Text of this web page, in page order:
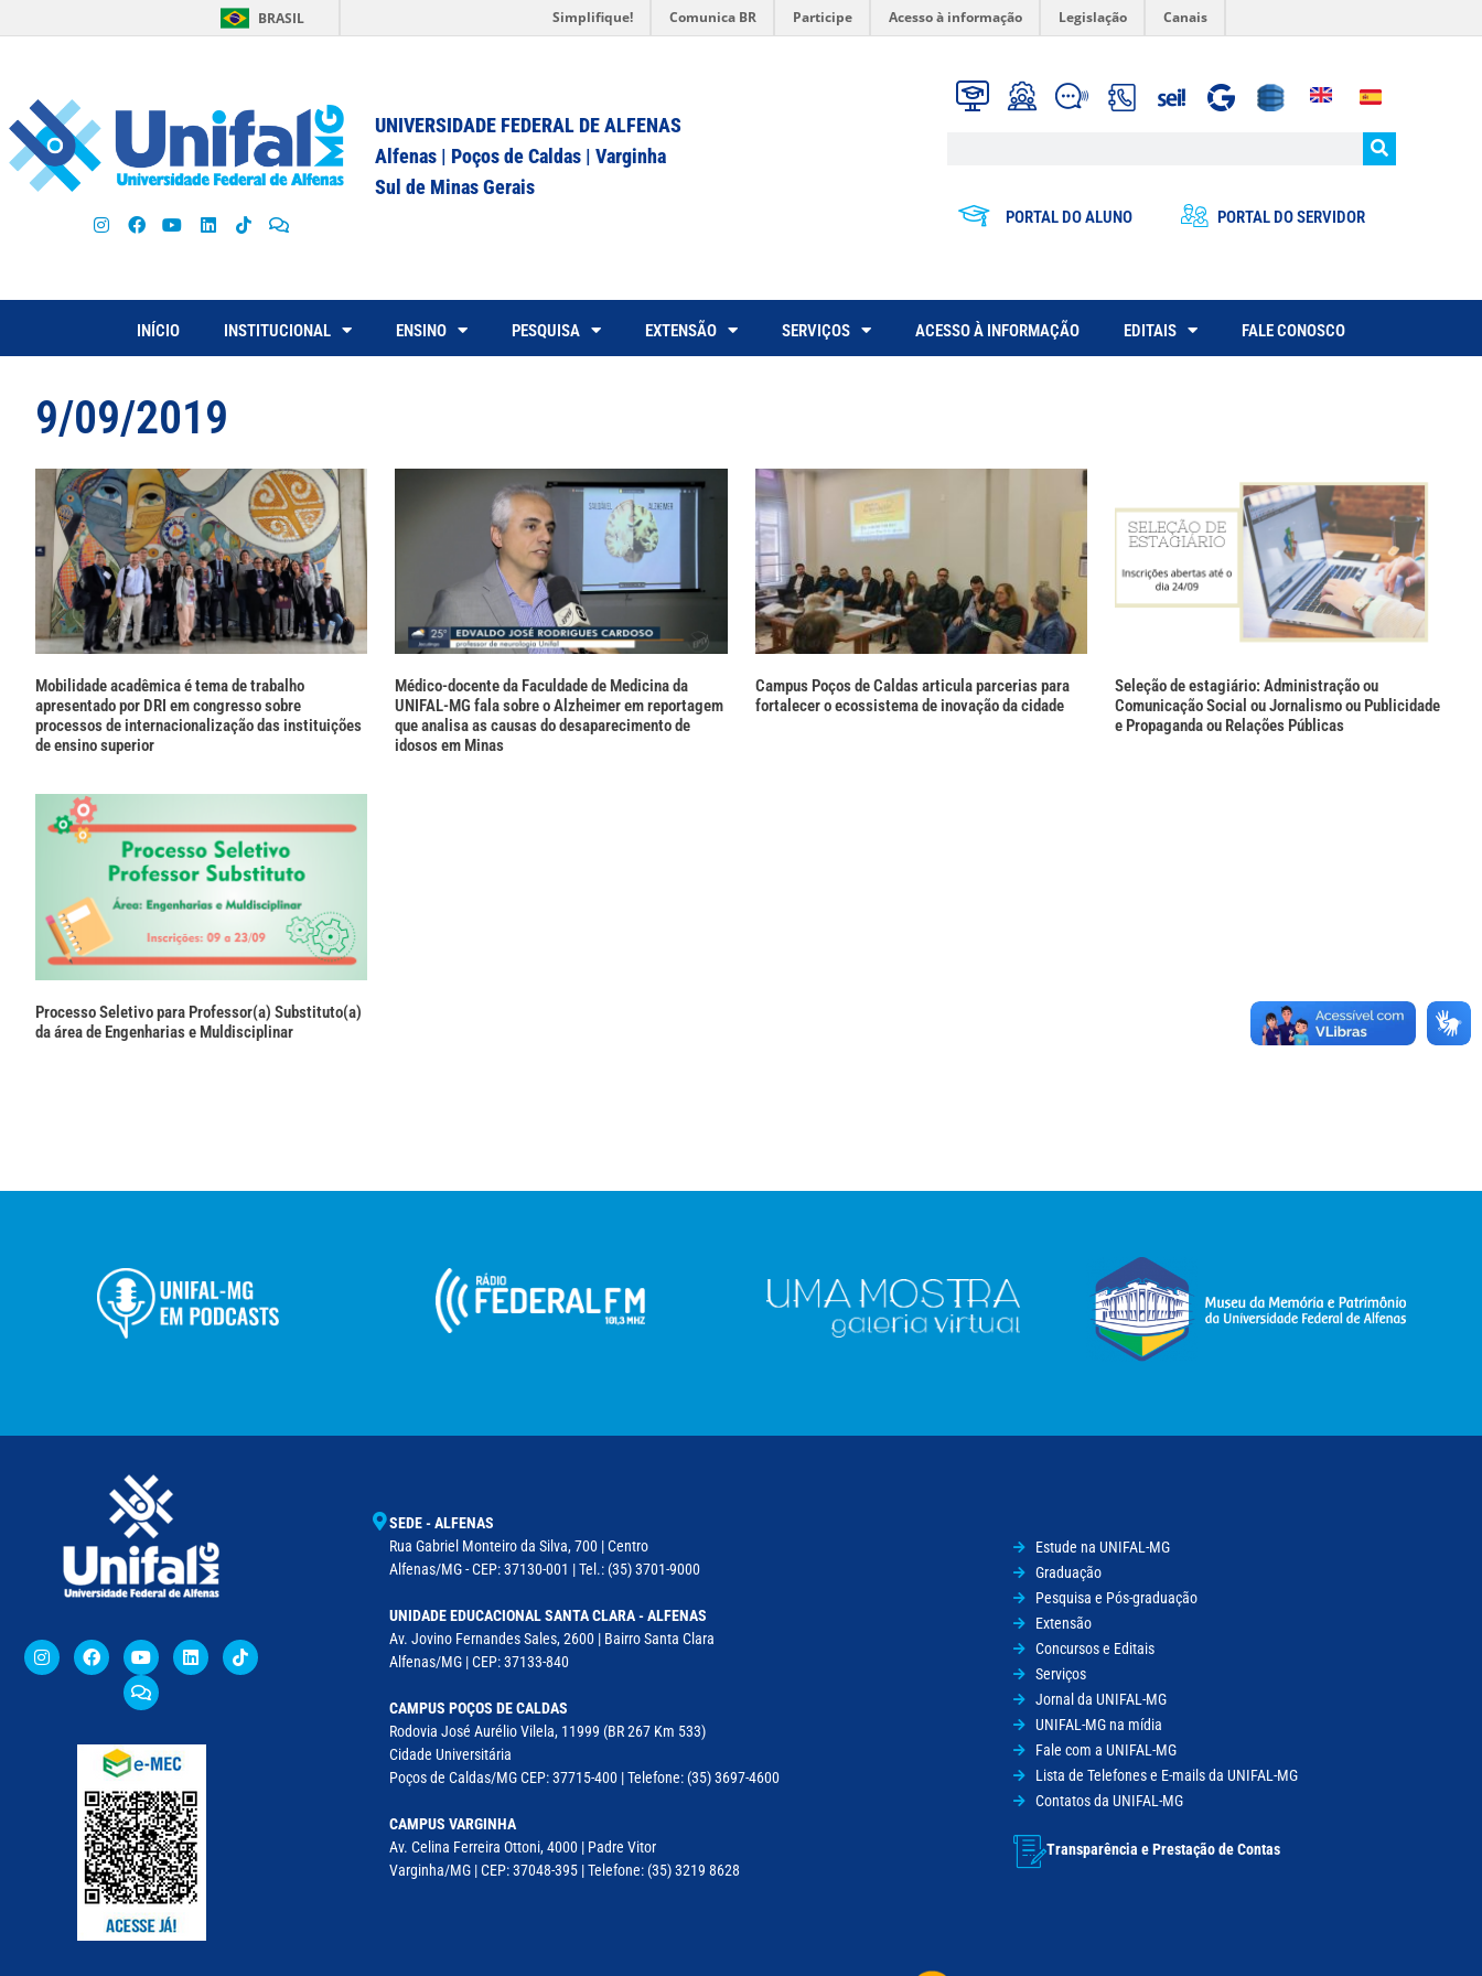
BRASIL Simplifique! Comunica BR Participe Acesso à informação Legislação Canais
UNIVERSIDADE FEDERAL DE ALFENAS
Alfenas | Poços de Caldas | Varginha
Sul de Minas Gerais
PORTAL DO ALUNO PORTAL DO SERVIDOR
INÍCIO INSTITUCIONAL ENSINO PESQUISA EXTENSÃO SERVIÇOS ACESSO À INFORMAÇÃO EDITAIS FALE CONOSCO
9/09/2019
Mobilidade acadêmica é tema de trabalho
apresentado por DRI em congresso sobre
processos de internacionalização das instituições
de ensino superior
Médico-docente da Faculdade de Medicina da
UNIFAL-MG fala sobre o Alzheimer em reportagem
que analisa as causas do desaparecimento de
idosos em Minas
Campus Poços de Caldas articula parcerias para
fortalecer o ecossistema de inovação da cidade
Seleção de estagiário: Administração ou
Comunicação Social ou Jornalismo ou Publicidade
e Propaganda ou Relações Públicas
Processo Seletivo para Professor(a) Substituto(a)
da área de Engenharias e Muldisciplinar
SEDE - ALFENAS
Rua Gabriel Monteiro da Silva, 700 | Centro
Alfenas/MG - CEP: 37130-001 | Tel.: (35) 3701-9000
UNIDADE EDUCACIONAL SANTA CLARA - ALFENAS
Av. Jovino Fernandes Sales, 2600 | Bairro Santa Clara
Alfenas/MG | CEP: 37133-840
CAMPUS POÇOS DE CALDAS
Rodovia José Aurélio Vilela, 11999 (BR 267 Km 533)
Cidade Universitária
Poços de Caldas/MG CEP: 37715-400 | Telefone: (35) 3697-4600
CAMPUS VARGINHA
Av. Celina Ferreira Ottoni, 4000 | Padre Vitor
Varginha/MG | CEP: 37048-395 | Telefone: (35) 3219 8628
Estude na UNIFAL-MG
Graduação
Pesquisa e Pós-graduação
Extensão
Concursos e Editais
Serviços
Jornal da UNIFAL-MG
UNIFAL-MG na mídia
Fale com a UNIFAL-MG
Lista de Telefones e E-mails da UNIFAL-MG
Contatos da UNIFAL-MG
Transparência e Prestação de Contas